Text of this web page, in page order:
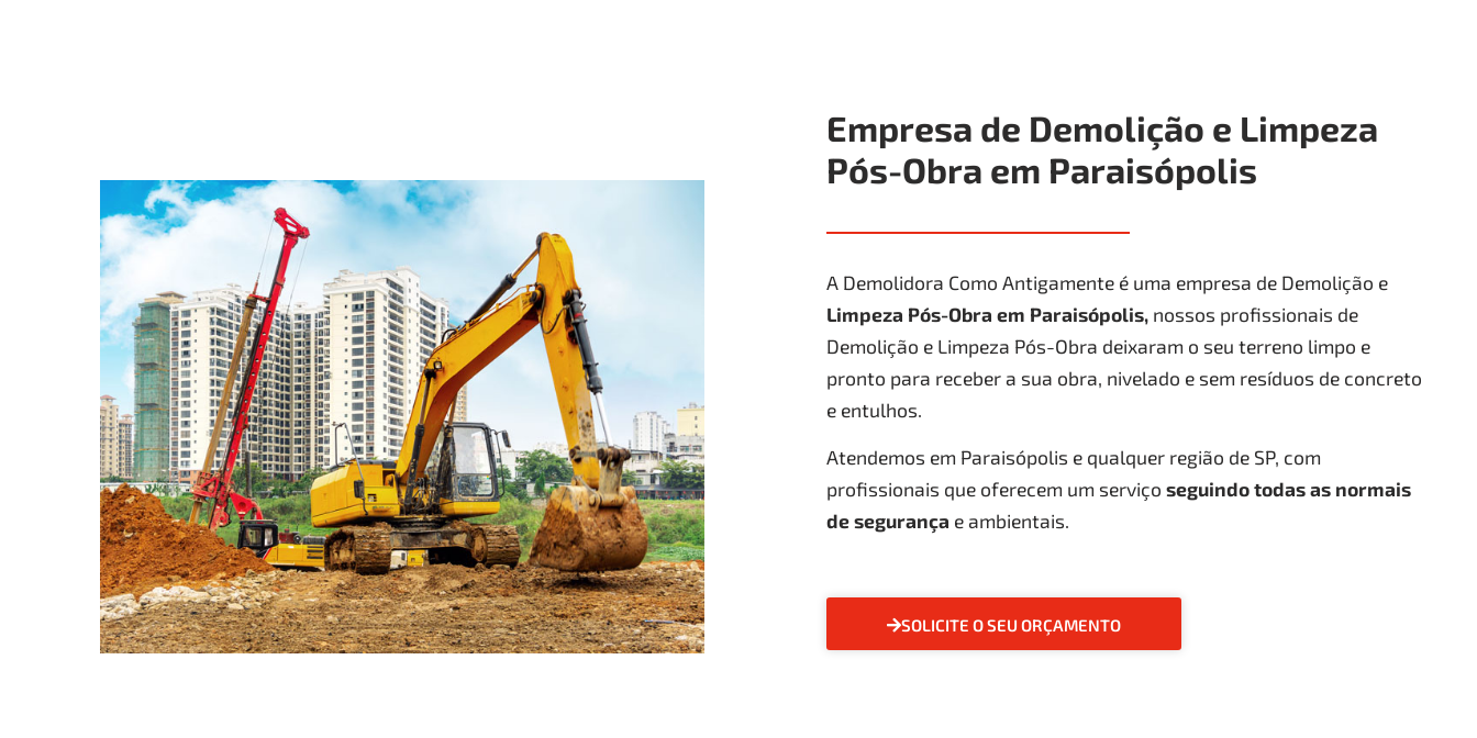
Empresa de Demolição e Limpeza
Pós-Obra em Paraisópolis
A Demolidora Como Antigamente é uma empresa de Demolição e
Limpeza Pós-Obra em Paraisópolis, nossos profissionais de
Demolição e Limpeza Pós-Obra deixaram o seu terreno limpo e
pronto para receber a sua obra, nivelado e sem resíduos de concreto
e entulhos.
Atendemos em Paraisópolis e qualquer região de SP, com
profissionais que oferecem um serviço seguindo todas as normais
de segurança e ambientais.
SOLICITE O SEU ORÇAMENTO